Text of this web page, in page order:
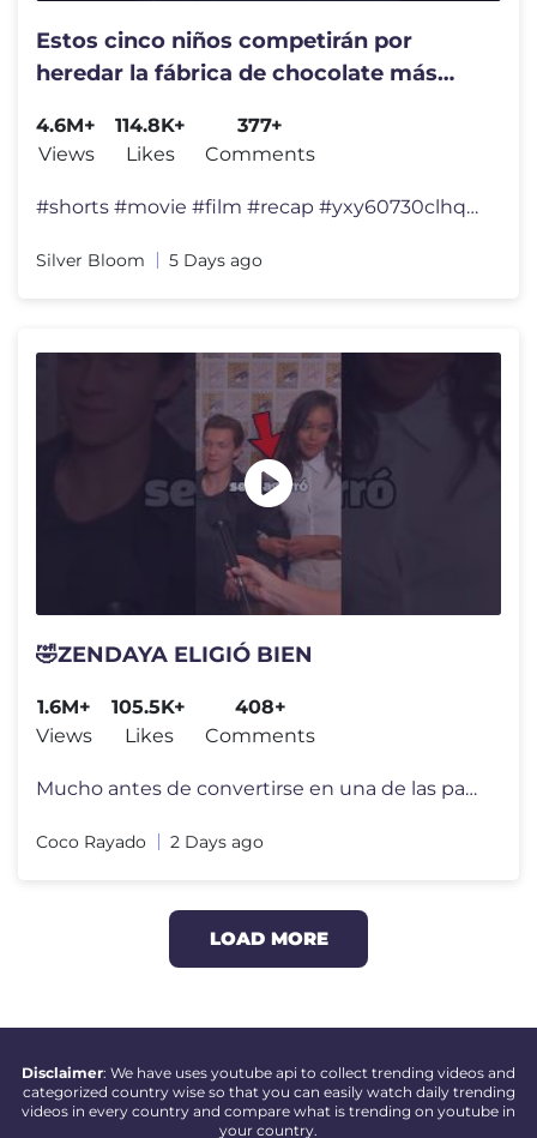
Estos cinco niños competirán por
heredar la fábrica de chocolate más
4.6M+
Views
114.8K+
Likes
377+
Comments
#shorts #movie #film #recap #yxy60730clhqklgc 【Title】Charlie and t
Silver Bloom 5 Days ago
🤣ZENDAYA ELIGIÓ BIEN
1.6M+
Views
105.5K+
Likes
408+
Comments
Mucho antes de convertirse en una de las parejas más queridas de Holl
Coco Rayado 2 Days ago
LOAD MORE
Disclaimer: We have uses youtube api to collect trending videos and
categorized country wise so that you can easily watch daily trending
videos in every country and compare what is trending on youtube in
your country.